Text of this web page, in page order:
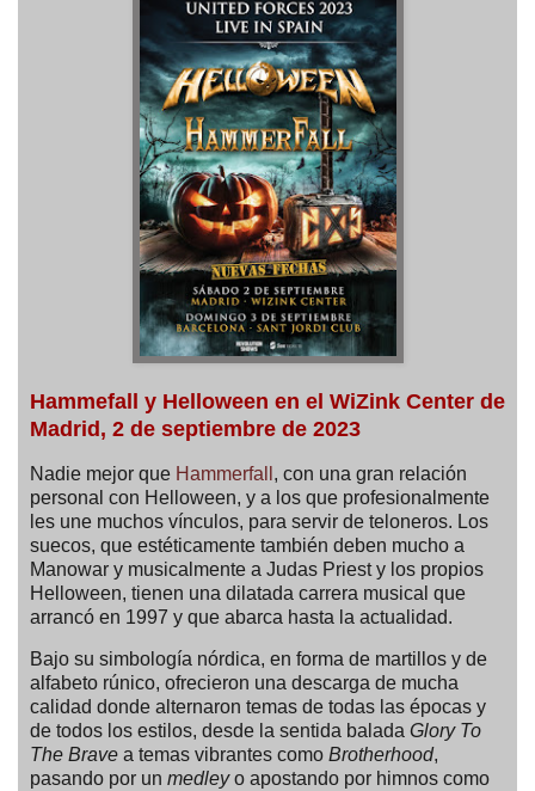
Hammefall y Helloween en el WiZink Center de
Madrid, 2 de septiembre de 2023
Nadie mejor que Hammerfall , con una gran relación
personal con Helloween, y a los que profesionalmente
les une muchos vínculos, para servir de teloneros. Los
suecos, que estéticamente también deben mucho a
Manowar y musicalmente a Judas Priest y los propios
Helloween, tienen una dilatada carrera musical que
arrancó en 1997 y que abarca hasta la actualidad.
Bajo su simbología nórdica, en forma de martillos y de
alfabeto rúnico, ofrecieron una descarga de mucha
calidad donde alternaron temas de todas las épocas y
de todos los estilos, desde la sentida balada Glory To
The Brave a temas vibrantes como Brotherhood,
pasando por un medleyo apostando por himnos como